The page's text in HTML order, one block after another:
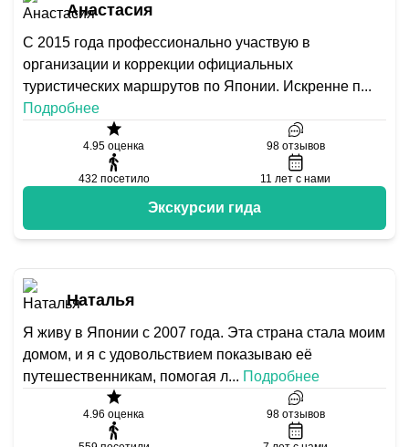
Анастасия
С 2015 года профессионально участвую в
организации и коррекции официальных
туристических маршрутов по Японии. Искренне п...
Подробнее
4.95 оценка 98 отзывов
432 посетило 11 лет с нами
Экскурсии гида
Наталья
Я живу в Японии с 2007 года. Эта страна стала моим
домом, и я с удовольствием показываю её
путешественникам, помогая л... Подробнее
4.96 оценка 98 отзывов